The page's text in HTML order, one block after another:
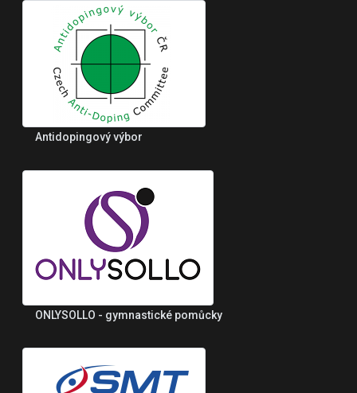
Antidopingový výbor
ONLYSOLLO - gymnastické pomůcky